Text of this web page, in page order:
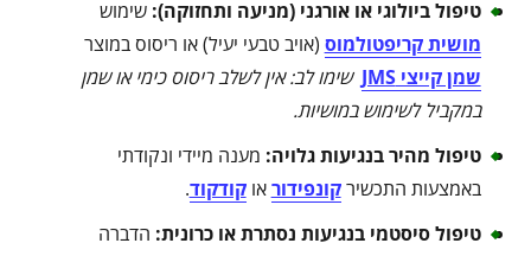
טיפול ביולוגי או אורגני (מניעה ותחזוקה): שימוש
מושית קריפטולמוס (אויב טבעי יעיל) או ריסוס במוצר
שמן קייצי JMS
שימו לב: אין לשלב ריסוס כימי או שמן
במקביל לשימוש במושיות.
טיפול מהיר בנגיעות גלויה: מענה מיידי ונקודתי
באמצעות התכשירקונפידוראוקודקוד.
טיפול סיסטמי בנגיעות נסתרת או כרונית: הדברה